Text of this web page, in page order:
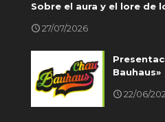
Sobre el aura y el lore de
27/07/2026
Bauhaus»
22/06/